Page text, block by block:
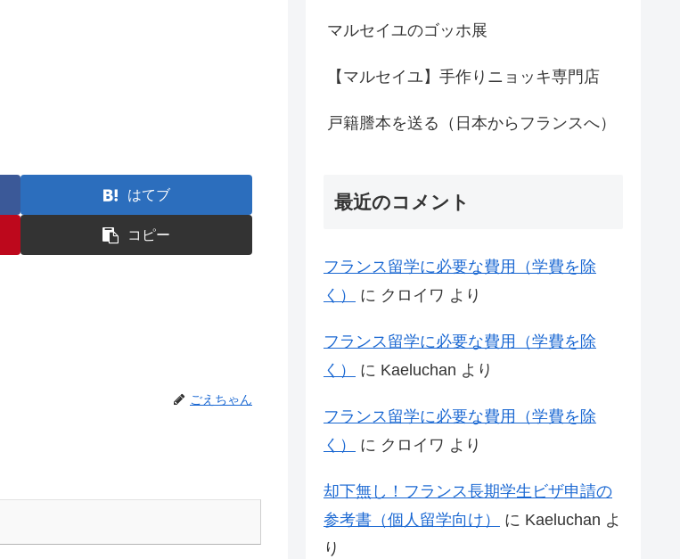
はてブ
コピー
ごえちゃん
マルセイユのゴッホ展
【マルセイユ】手作りニョッキ専門店
戸籍謄本を送る（日本からフランスへ）
最近のコメント
フランス留学に必要な費用（学費を除
く）
に クロイワ より
フランス留学に必要な費用（学費を除
く）
に Kaeluchan より
フランス留学に必要な費用（学費を除
く）
に クロイワ より
却下無し！フランス長期学生ビザ申請の
参考書（個人留学向け）
に Kaeluchan よ
り